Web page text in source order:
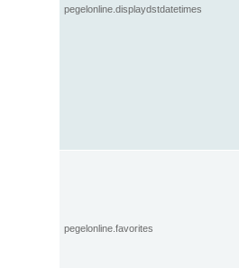
pegelonline.displaydstdatetimes
pegelonline.favorites